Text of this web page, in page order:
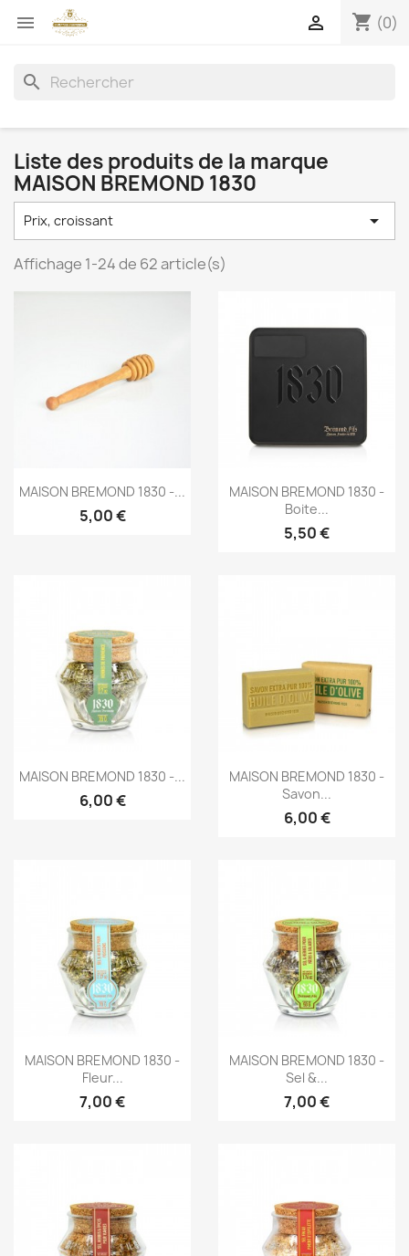
 shopping_cart (0)

search
Liste des produits de la marque
MAISON BREMOND 1830
Prix, croissant 
Affichage 1-24 de 62 article(s)
Aperçu rapide
MAISON BREMOND 1830 -...
5,00 €
Aperçu rapide
MAISON BREMOND 1830 -
Boite...
5,50 €
Aperçu rapide
MAISON BREMOND 1830 -...
6,00 €
Aperçu rapide
MAISON BREMOND 1830 -
Savon...
6,00 €
Aperçu rapide
MAISON BREMOND 1830 -
Fleur...
7,00 €
Aperçu rapide
MAISON BREMOND 1830 -
Sel &...
7,00 €